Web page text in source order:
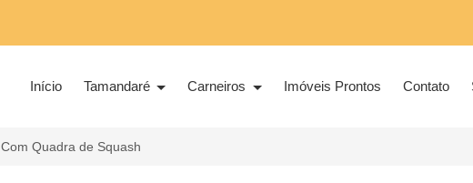
Início Tamandaré Carneiros Imóveis Prontos Contato
Com Quadra de Squash